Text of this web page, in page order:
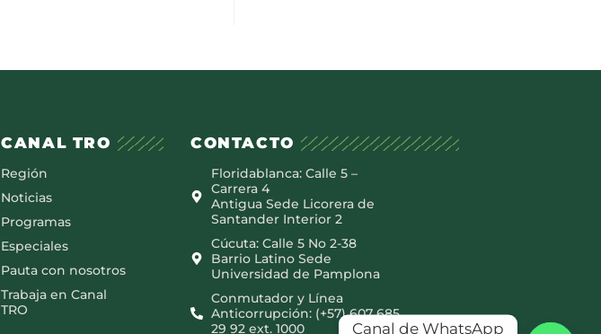
CANAL TRO
Región
Noticias
Programas
Especiales
Pauta con nosotros
Trabaja en Canal
TRO
CONTACTO
Floridablanca: Calle 5 –
Carrera 4
Antigua Sede Licorera de
Santander Interior 2
Cúcuta: Calle 5 No 2-38
Barrio Latino Sede
Universidad de Pamplona
Conmutador y Línea
Anticorrupción: (+57) 607 685
29 92 ext. 1000
Canal de WhatsApp